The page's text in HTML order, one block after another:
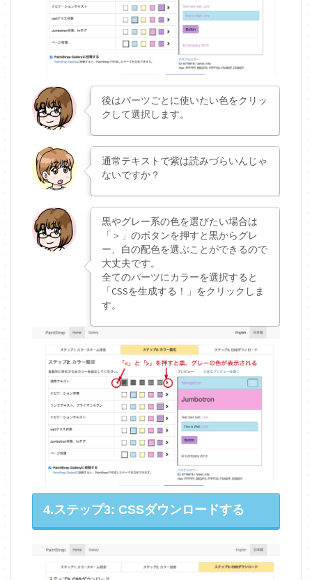
後はパーツごとに使いたい色をクリッ
クして選択します。
通常テキストで紫は読みづらいんじゃ
ないですか？
黒やグレー系の色を選びたい場合は
「＞」のボタンを押すと黒からグレ
ー、白の配色を選ぶことができるので
大丈夫です。
全てのパーツにカラーを選択すると
「CSSを生成する！」をクリックしま
す。
4.ステップ3: CSSダウンロードする